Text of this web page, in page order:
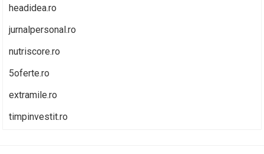
headidea.ro
jurnalpersonal.ro
nutriscore.ro
5oferte.ro
extramile.ro
timpinvestit.ro